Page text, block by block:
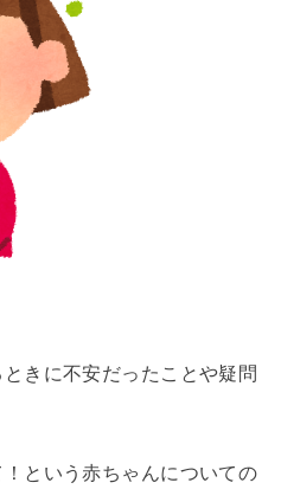
きに不安だったことや疑問
という赤ちゃんについての